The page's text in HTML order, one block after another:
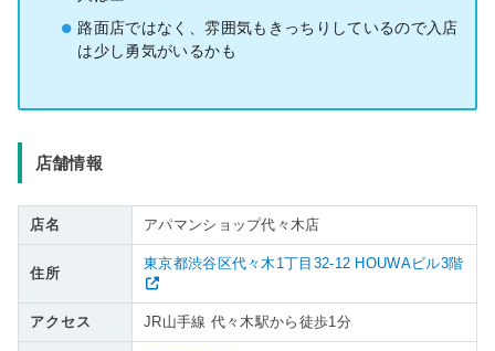
路面店ではなく、雰囲気もきっちりしているので入店
は少し勇気がいるかも
店舗情報
店名 アパマンショップ代々木店
住所
東京都渋谷区代々木1丁目32-12 HOUWAビル3階
アクセス JR山手線 代々木駅から徒歩1分